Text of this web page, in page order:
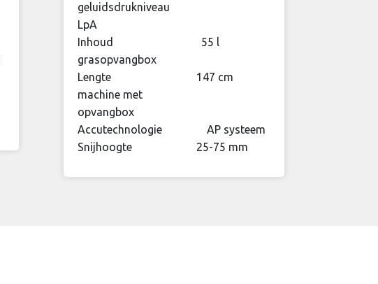
geluidsdrukniveau
LpA
Inhoud
grasopvangbox
55 l
Lengte
machine met
opvangbox
147 cm
Accutechnologie
AP systeem
Snijhoogte
25-75 mm